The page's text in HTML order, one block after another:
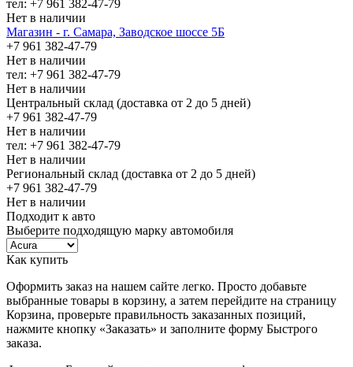
тел: +7 961 382-47-79
Нет в наличии
Магазин - г. Самара, Заводское шоссе 5Б
+7 961 382-47-79
Нет в наличии
тел: +7 961 382-47-79
Нет в наличии
Центральный склад (доставка от 2 до 5 дней)
+7 961 382-47-79
Нет в наличии
тел: +7 961 382-47-79
Нет в наличии
Региональный склад (доставка от 2 до 5 дней)
+7 961 382-47-79
Нет в наличии
Подходит к авто
Выберите подходящую марку автомобиля
Как купить
Оформить заказ на нашем сайте легко. Просто добавьте
выбранные товары в корзину, а затем перейдите на страницу
Корзина, проверьте правильность заказанных позиций,
нажмите кнопку «Заказать» и заполните форму Быстрого
заказа.